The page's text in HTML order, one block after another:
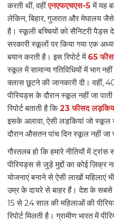
करती थीं, वहींएनएफएचएस-5में यह
लेकिन, बिहार, गुजरात और मेघालय
है। स्कूली बच्चियों को सैनिटरी पैड्स
सरकारी स्कूलों पर किया गया एक
बयान करती है। इस रिपोर्ट में 65
स्कूल में सामान्य गतिविधियों में भाग
क्लास छूटने की जानकारी दी। वहीं,
पीरियड्स के दौरान स्कूल नहीं जा
रिपोर्ट बताती है कि23 फीसद
इसके अलावा, ऐसी लड़कियां जो स्कूल
दौरान औसतन पांच दिन स्कूल नहीं जा
गौरतलब हो कि हमारे नीतियों में ट्रांस
पीरियड्स से जुड़े मुद्दों का कोई ज़िक्र
योजनाएं बनाने से ऐसी लाखों महिलाएं
उम्र के दायरे से बाहर हैं। देश के सबसे
15 से 24 साल की महिलाओं की
रिपोर्ट मिलती है। ग्रामीण भारत में